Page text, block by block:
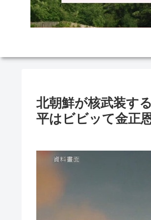
北朝鮮が核武装す
平はビビッて金正